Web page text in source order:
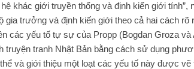
khác giới truyền thống và định kiến ​​giới tính”,
gia trưởng và định kiến ​​giới theo cả hai cách rõ
các yếu tố tự sự của Propp (Bogdan Groza và
truyện tranh Nhật Bản bằng cách sử dụng
và giới thiệu một loạt các yếu tố này được